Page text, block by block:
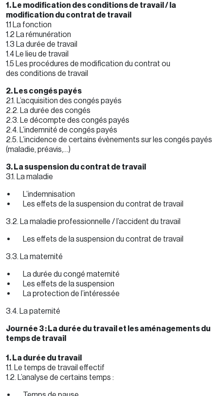
1. Le modification des conditions de travail / la
modification du contrat de travail
1.1 La fonction
1.2 La rémunération
1.3 La durée de travail
1.4 Le lieu de travail
1.5 Les procédures de modification du contrat ou
des conditions de travail
2. Les congés payés
2.1. L’acquisition des congés payés
2.2. La durée des congés
2.3. Le décompte des congés payés
2.4. L’indemnité de congés payés
2.5. L’incidence de certains évènements sur les congés payés
(maladie, préavis,…)
3. La suspension du contrat de travail
3.1. La maladie
L’indemnisation
Les effets de la suspension du contrat de travail
3.2. La maladie professionnelle / l’accident du travail
Les effets de la suspension du contrat de travail
3.3. La maternité
La durée du congé maternité
Les effets de la suspension
La protection de l’intéressée
3.4. La paternité
Journée 3 : La durée du travail et les aménagements du
temps de travail
1. La durée du travail
1.1. Le temps de travail effectif
1.2. L’analyse de certains temps :